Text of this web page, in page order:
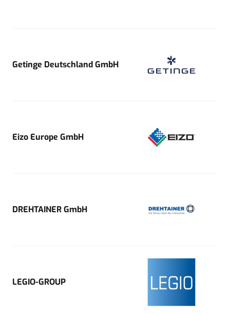
Getinge Deutschland GmbH
Eizo Europe GmbH
DREHTAINER GmbH
LEGIO-GROUP